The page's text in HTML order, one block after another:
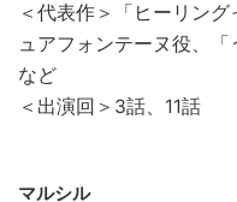
＜代表作＞「ヒーリン
ュアフォンテーヌ役、
など
＜出演回＞3話、11話
マルシル